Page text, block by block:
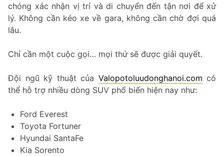
chóng xác nhận vị trí và di chuyển đến tận nơi để xử
lý. Không cần kéo xe về gara, không cần chờ đợi quá
lâu.
Chỉ cần một cuộc gọi… mọi thứ sẽ được giải quyết.
Đội ngũ kỹ thuật của Valopotoluudonghanoi.com có
thể hỗ trợ nhiều dòng SUV phổ biến hiện nay như:
Ford Everest
Toyota Fortuner
Hyundai SantaFe
Kia Sorento